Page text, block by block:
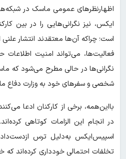
اظهارنظرهای عمومی ماسک در
ایکس، نیز نگرانی‌هایی را در بین
است؛ چراکه آن‌ها معتقدند انتشار
فعالیت‌ها، می‌تواند امنیت اطلاعات
نگرانی‌ها در حالی مطرح می‌شود که
شخصی و سفرهای خود به وزارت دفاع
در انجام این الزامات کوتاهی
اسپیس‌ایکس به‌دلیل ترس
تخلفات احتمالی خودداری کرده‌اند